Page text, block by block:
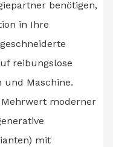
benötigen,
in Ihre
reibungslose
und Maschine.
moderner
mit